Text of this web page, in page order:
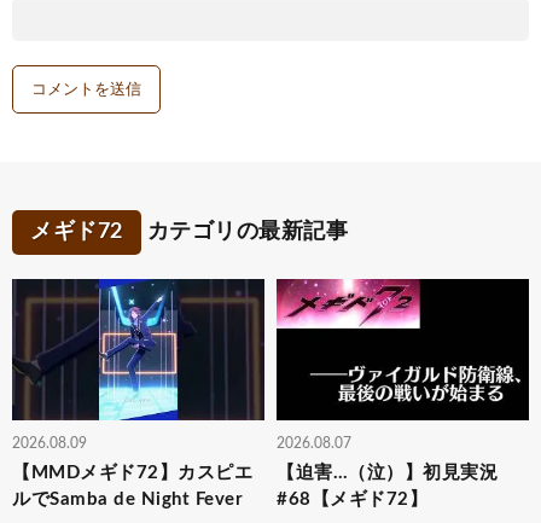
メギド72 カテゴリの最新記事
2026.08.09
【MMDメギド72】カスピエ
ルでSamba de Night Fever
2026.08.07
【迫害…（泣）】初見実況
#68【メギド72】